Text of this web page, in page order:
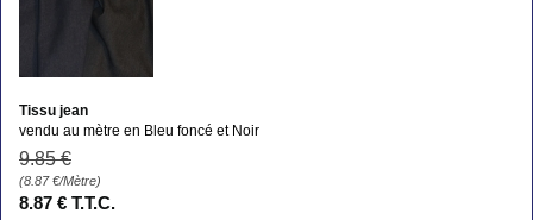
Tissu jean
vendu au mètre en Bleu foncé et Noir
9.85 €
(8.87€/Mètre)
8.87 € T.T.C.